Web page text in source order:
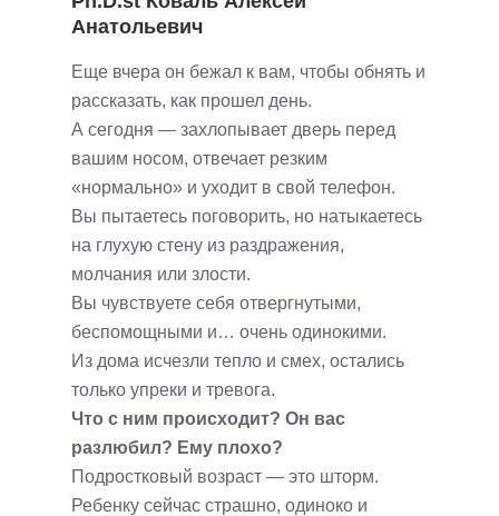
Анатольевич
Еще вчера он бежал к вам, чтобы обнять и
рассказать, как прошел день.
А сегодня — захлопывает дверь перед
вашим носом, отвечает резким
«нормально» и уходит в свой телефон.
Вы пытаетесь поговорить, но натыкаетесь
на глухую стену из раздражения,
молчания или злости.
Вы чувствуете себя отвергнутыми,
беспомощными и… очень одинокими.
Из дома исчезли тепло и смех, остались
только упреки и тревога.
Что с ним происходит? Он вас
разлюбил? Ему плохо?
Подростковый возраст — это шторм.
Ребенку сейчас страшно, одиноко и